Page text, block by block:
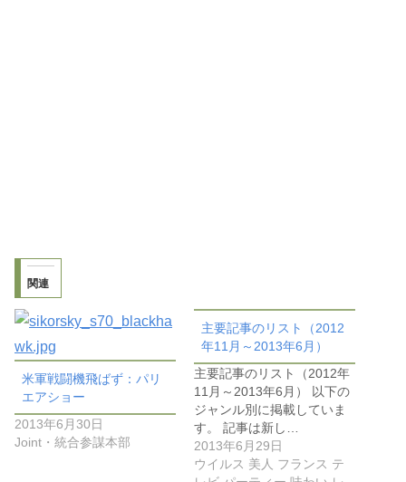
関連
米軍戦闘機飛ばず：パリ
エアショー
2013年6月30日
Joint・統合参謀本部
主要記事のリスト（2012
年11月～2013年6月）
主要記事のリスト（2012年
11月～2013年6月） 以下の
ジャンル別に掲載していま
す。 記事は新し…
2013年6月29日
ウイルス 美人 フランス テ